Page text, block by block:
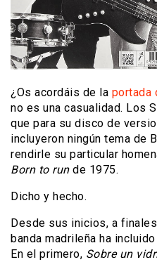
¿Os acordáis de la portada
no es una casualidad. Los
que para su disco de
incluyeron ningún tema de
rendirle su particular
Born to runde 1975.
Dicho y hecho.
Desde sus inicios, a
banda madrileña ha
En el primero, Sobre un